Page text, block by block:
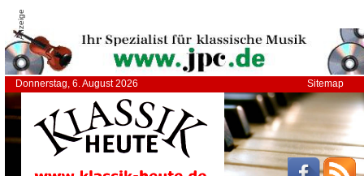
Anzeige
Donnerstag, 6. August 2026 Sitemap